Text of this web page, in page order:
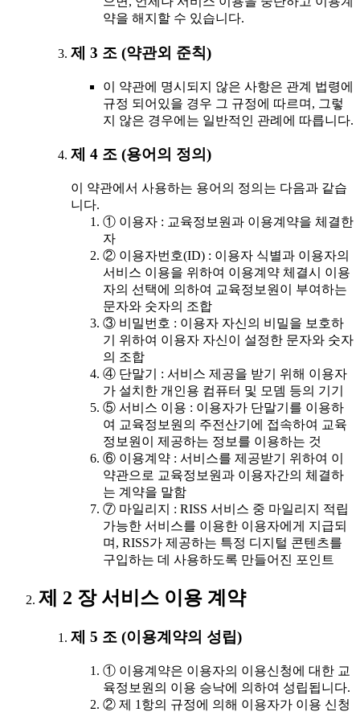
약을 해지할 수 있습니다.
제 3 조 (약관외 준칙)
이 약관에 명시되지 않은 사항은 관계 법령에
규정 되어있을 경우 그 규정에 따르며, 그렇
지 않은 경우에는 일반적인 관례에 따릅니다.
제 4 조 (용어의 정의)
이 약관에서 사용하는 용어의 정의는 다음과 같습
니다.
① 이용자 : 교육정보원과 이용계약을 체결한
자
② 이용자번호(ID) : 이용자 식별과 이용자의
서비스 이용을 위하여 이용계약 체결시 이용
자의 선택에 의하여 교육정보원이 부여하는
문자와 숫자의 조합
③ 비밀번호 : 이용자 자신의 비밀을 보호하
기 위하여 이용자 자신이 설정한 문자와 숫자
의 조합
④ 단말기 : 서비스 제공을 받기 위해 이용자
가 설치한 개인용 컴퓨터 및 모뎀 등의 기기
⑤ 서비스 이용 : 이용자가 단말기를 이용하
여 교육정보원의 주전산기에 접속하여 교육
정보원이 제공하는 정보를 이용하는 것
⑥ 이용계약 : 서비스를 제공받기 위하여 이
약관으로 교육정보원과 이용자간의 체결하
는 계약을 말함
⑦ 마일리지 : RISS 서비스 중 마일리지 적립
가능한 서비스를 이용한 이용자에게 지급되
며, RISS가 제공하는 특정 디지털 콘텐츠를
구입하는 데 사용하도록 만들어진 포인트
제 2 장 서비스 이용 계약
제 5 조 (이용계약의 성립)
① 이용계약은 이용자의 이용신청에 대한 교
육정보원의 이용 승낙에 의하여 성립됩니다.
② 제 1항의 규정에 의해 이용자가 이용 신청